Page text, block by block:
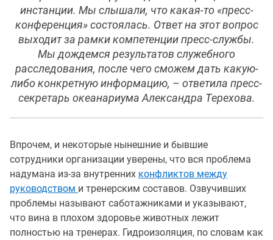
инстанции. Мы слышали, что какая-то «пресс-
конференция» состоялась. Ответ на этот вопрос
выходит за рамки компетенции пресс-службы.
Мы дождемся результатов служебного
расследования, после чего сможем дать какую-
либо конкретную информацию, – ответила пресс-
секретарь океанариума Александра Терехова.
Впрочем, и некоторые нынешние и бывшие
сотрудники организации уверены, что вся проблема
надумана из-за внутренних конфликтов между
руководством и тренерским составов. Озвучивших
проблемы называют саботажниками и указывают,
что вина в плохом здоровье животных лежит
полностью на тренерах. Гидроизоляция, по словам как